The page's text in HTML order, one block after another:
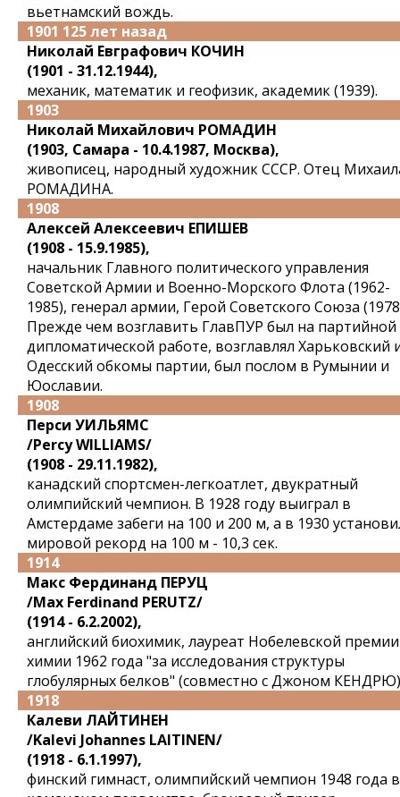
вьетнамский вождь.
1901 125 лет назад
Николай Евграфович КОЧИН
(1901 - 31.12.1944),
механик, математик и геофизик, академик (1939).
1903
Николай Михайлович РОМАДИН
(1903, Самара - 10.4.1987, Москва),
живописец, народный художник СССР. Отец
РОМАДИНА.
1908
Алексей Алексеевич ЕПИШЕВ
(1908 - 15.9.1985),
начальник Главного политического управления
Советской Армии и Военно-Морского Флота (1962-
1985), генерал армии, Герой Советского Союза
Прежде чем возглавить ГлавПУР был на партийной
дипломатической работе, возглавлял Харьковский
Одесский обкомы партии, был послом в Румынии и
Юославии.
1908
Перси УИЛЬЯМС
/Percy WILLIAMS/
(1908 - 29.11.1982),
канадский спортсмен-легкоатлет, двукратный
олимпийский чемпион. В 1928 году выиграл в
Амстердаме забеги на 100 и 200 м, а в 1930
мировой рекорд на 100 м - 10,3 сек.
1914
Макс Фердинанд ПЕРУЦ
/Max Ferdinand PERUTZ/
(1914 - 6.2.2002),
английский биохимик, лауреат Нобелевской
химии 1962 года "за исследования структуры
глобулярных белков" (совместно с Джоном
1918
Калеви ЛАЙТИНЕН
/Kalevi Johannes LAITINEN/
(1918 - 6.1.1997),
финский гимнаст, олимпийский чемпион 1948 года в